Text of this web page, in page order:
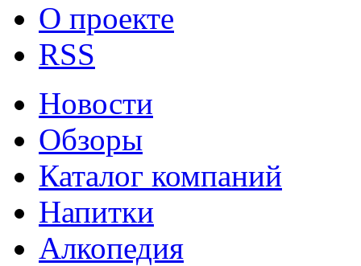
О проекте
RSS
Новости
Обзоры
Каталог компаний
Напитки
Алкопедия